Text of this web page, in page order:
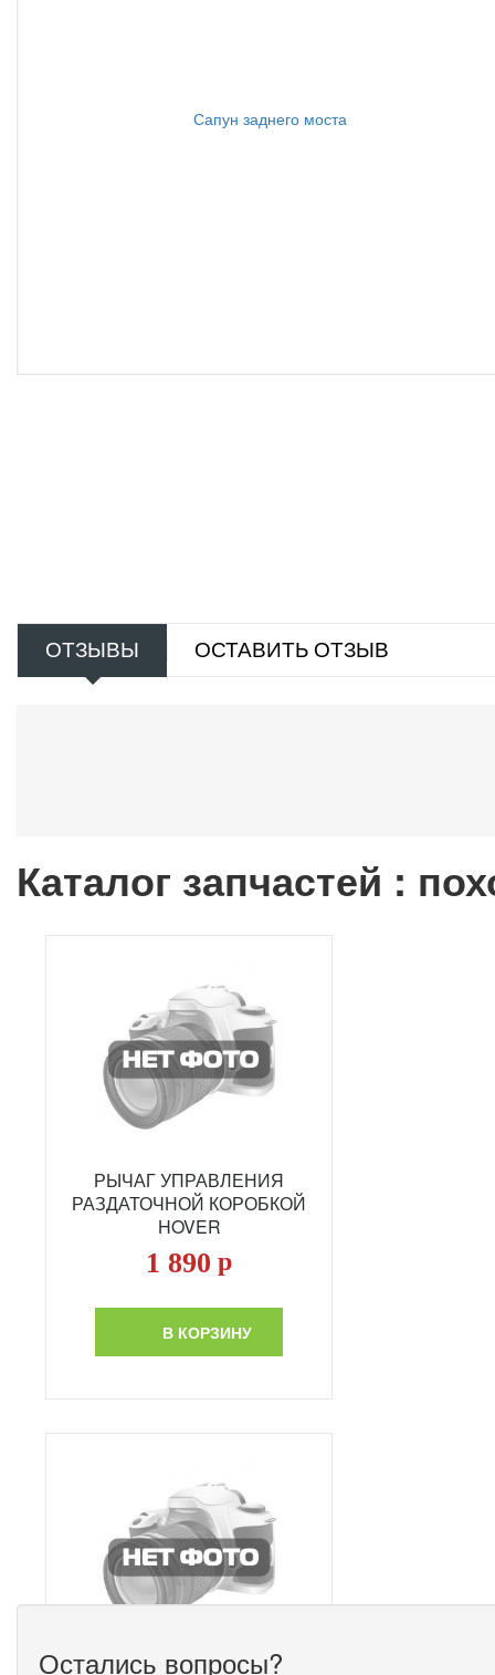
ОТЗЫВЫ ОСТАВИТЬ ОТЗЫВ
Каталог запчастей :
РЫЧАГ УПРАВЛЕНИЯ
РАЗДАТОЧНОЙ КОРОБКОЙ
HOVER
1 890 р
В КОРЗИНУ
Остались вопросы?